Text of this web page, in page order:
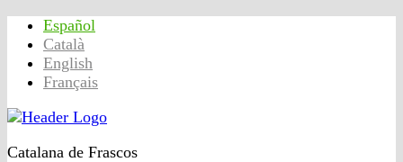
Español
Català
English
Français
Catalana de Frascos